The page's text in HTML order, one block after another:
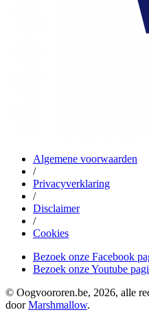
Algemene voorwaarden
/
Privacyverklaring
/
Disclaimer
/
Cookies
Bezoek onze Facebook
Bezoek onze Youtube
© Oogvoororen.be, 2026, alle
doorMarshmallow.